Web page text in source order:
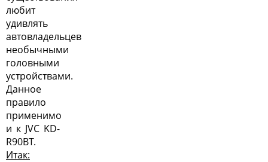
любит
удивлять
автовладельцев
необычными
головными
устройствами.
Данное
правило
применимо
и к JVC KD-
R90BT.
Итак: